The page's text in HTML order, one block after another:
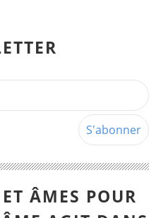
ÂMES POUR